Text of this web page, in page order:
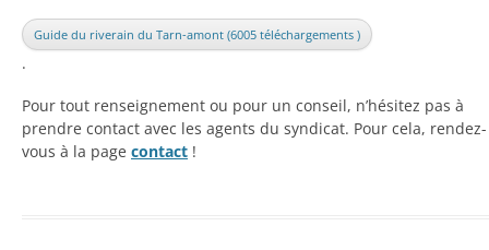
Guide du riverain du Tarn-amont (6005 téléchargements )
.
Pour tout renseignement ou pour un conseil, n’hésitez pas à
prendre contact avec les agents du syndicat. Pour cela, rendez-
vous à la page contact !